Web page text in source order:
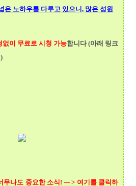
은 노하우를 다루고 있으니, 많은 성원
없이 무료로 시청 가능합니다 (아래 링크
무나도 중요한 소식! --- > 여기를 클릭하